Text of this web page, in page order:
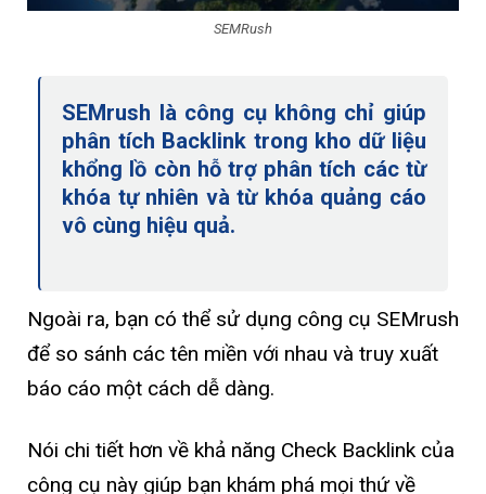
SEMRush
SEMrush là công cụ không chỉ giúp
phân tích Backlink trong kho dữ liệu
khổng lồ còn hỗ trợ phân tích các từ
khóa tự nhiên và từ khóa quảng cáo
vô cùng hiệu quả.
Ngoài ra, bạn có thể sử dụng công cụ SEMrush
để so sánh các tên miền với nhau và truy xuất
báo cáo một cách dễ dàng.
Nói chi tiết hơn về khả năng Check Backlink của
công cụ này giúp bạn khám phá mọi thứ về